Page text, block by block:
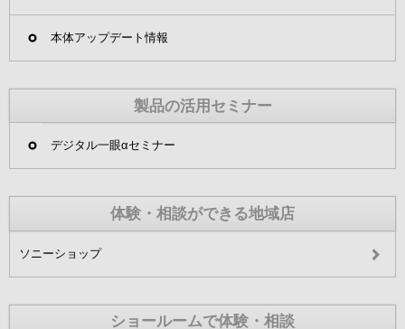
本体アップデート情報
製品の活用セミナー
デジタル一眼αセミナー
体験・相談ができる地域店
ソニーショップ
ショールームで体験・相談